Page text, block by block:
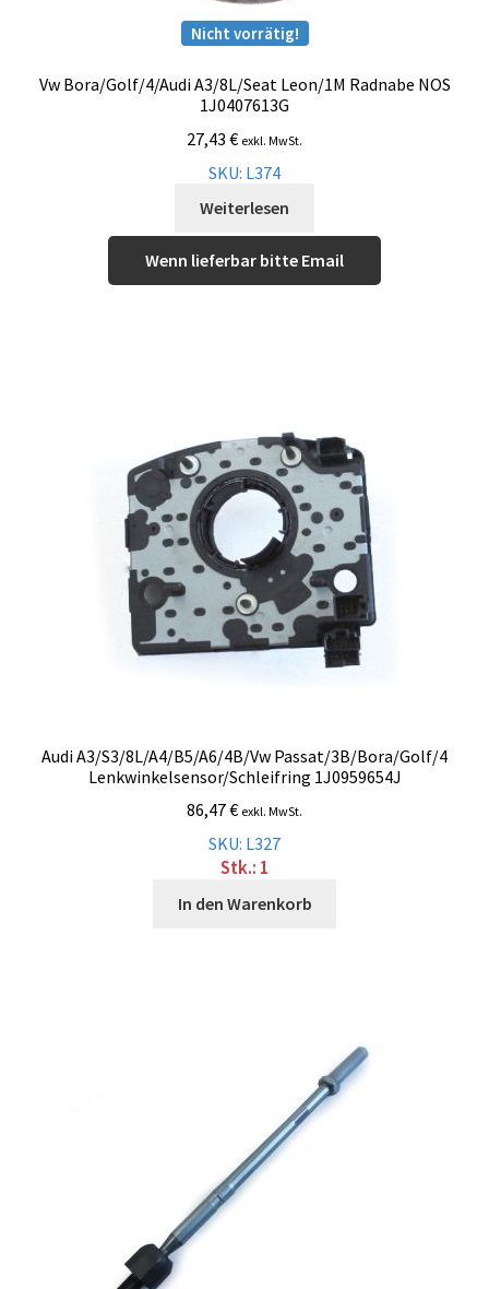
Nicht vorrätig!
Vw Bora/Golf/4/Audi A3/8L/Seat Leon/1M Radnabe NOS
1J0407613G
27,43 € exkl. MwSt.
SKU: L374
Weiterlesen
Wenn lieferbar bitte Email
Audi A3/S3/8L/A4/B5/A6/4B/Vw Passat/3B/Bora/Golf/4
Lenkwinkelsensor/Schleifring 1J0959654J
86,47€ exkl. MwSt.
SKU: L327
Stk.: 1
In den Warenkorb